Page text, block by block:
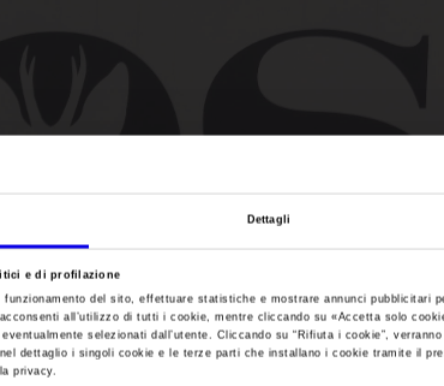
Dettagli
e di profilazione
del sito, effettuare statistiche e mostrare annunci pubblicitari
all’utilizzo di tutti i cookie, mentre cliccando su «Accetta solo
selezionati dall’utente. Cliccando su “ Rifiuta i cookie”,
dettaglio i singoli cookie e le terze parti che installano i cookie tramite il
privacy.
Sei in:News
EOS-
fiera torna la